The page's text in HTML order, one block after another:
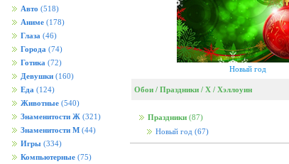
Авто (518)
Аниме (178)
Глаза (46)
Города (74)
Готика (72)
Девушки (160)
Еда (124)
Животные (540)
Знаменитости Ж (321)
Знаменитости М (44)
Игры (334)
Компьютерные (75)
Новый год
Обои / Праздники / Х / Хэллоуин
Праздники (87)
Новый год (67)